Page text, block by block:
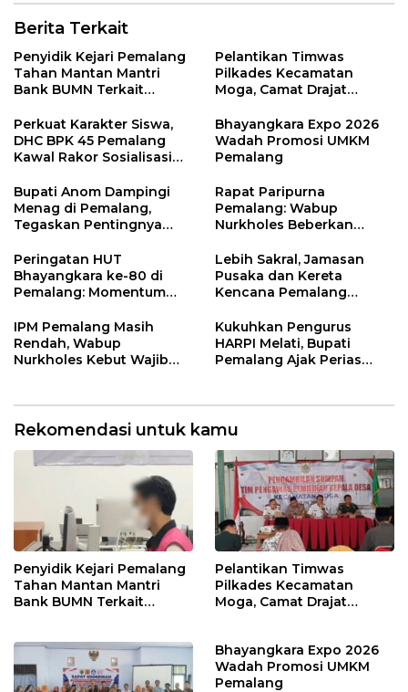
Berita Terkait
Penyidik Kejari Pemalang
Tahan Mantan Mantri
Bank BUMN Terkait
Pelantikan Timwas
Pilkades Kecamatan
Moga, Camat Drajat
Larangan
Perkuat Karakter Siswa,
DHC BPK 45 Pemalang
Kawal Rakor Sosialisasi
Petarukan
Bhayangkara Expo 2026
Wadah Promosi UMKM
Pemalang
Bupati Anom Dampingi
Menag di Pemalang,
Tegaskan Pentingnya
Nikah
Rapat Paripurna
Pemalang: Wabup
Nurkholes Beberkan
Masukan Fraksi DPRD
Peringatan HUT
Bhayangkara ke-80 di
Pemalang: Momentum
Kamtibmas
Lebih Sakral, Jamasan
Pusaka dan Kereta
Kencana Pemalang
Ndalem Notonagoro
IPM Pemalang Masih
Rendah, Wabup
Nurkholes Kebut Wajib
Kukuhkan Pengurus
HARPI Melati, Bupati
Pemalang Ajak Perias
Rekomendasi untuk kamu
Penyidik Kejari Pemalang
Tahan Mantan Mantri
Bank BUMN Terkait
Pelantikan Timwas
Pilkades Kecamatan
Moga, Camat Drajat
Bhayangkara Expo 2026
Wadah Promosi UMKM
Pemalang